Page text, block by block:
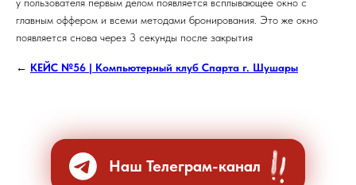
главным оффером и всеми методами бронирования. Это же окно
появляется снова через 3 секунды после закрытия
← КЕЙС №56 | Компьютерный клуб Спарта г. Шушары
Наш Телеграм-канал